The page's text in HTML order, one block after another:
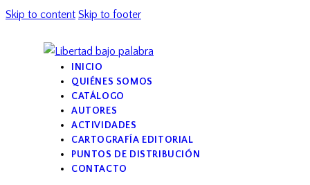
Skip to content Skip to footer
INICIO
QUIÉNES SOMOS
CATÁLOGO
AUTORES
ACTIVIDADES
CARTOGRAFÍA EDITORIAL
PUNTOS DE DISTRIBUCIÓN
CONTACTO